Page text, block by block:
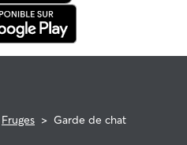
Fruges > Garde de chat